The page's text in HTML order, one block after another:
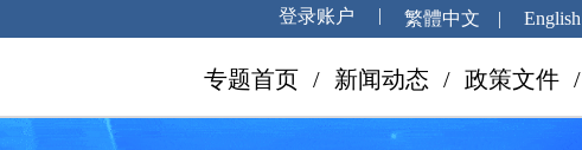
繁體中文 | English
专题首页 / 新闻动态 / 政策文件 /